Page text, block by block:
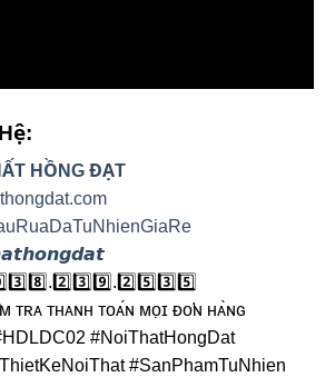
HỒNG ĐẠT
ᴛʀᴀ ᴛʜᴀɴʜ ᴛᴏᴀ́ɴ ᴍᴏ̣ɪ ᴆᴏ̛ɴ ʜᴀ̀ɴɢ
#NoiThatHongDat
#SanPhamTuNhien